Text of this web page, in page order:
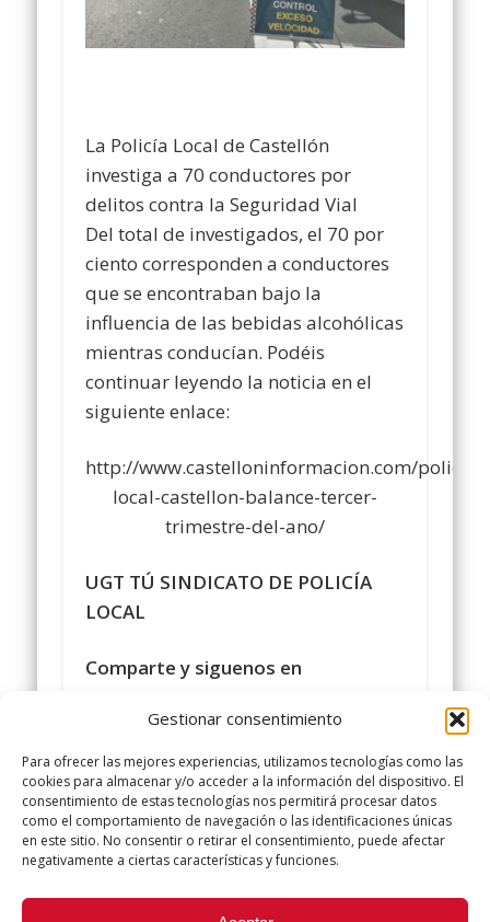
Gestionar consentimiento
Para ofrecer las mejores experiencias, utilizamos tecnologías como las
cookies para almacenar y/o acceder a la información del dispositivo. El
consentimiento de estas tecnologías nos permitirá procesar datos
como el comportamiento de navegación o las identificaciones únicas
en este sitio. No consentir o retirar el consentimiento, puede afectar
negativamente a ciertas características y funciones.
La Policía Local de Castellón
investiga a 70 conductores por
delitos contra la Seguridad Vial
Del total de investigados, el 70 por
ciento corresponden a conductores
que se encontraban bajo la
influencia de las bebidas alcohólicas
mientras conducían. Podéis
continuar leyendo la noticia en el
siguiente enlace:
http://www.castelloninformacion.com/policia-
local-castellon-balance-tercer-
trimestre-del-ano/
UGT TÚ SINDICATO DE POLICÍA
LOCAL
Comparte y siguenos en
https://www.facebook.com/policialocalugt/
#sindicatopolicialocalugt#UGT
+Sindicato Policía Local UGT
twitter.com/UGTPoliciaLocal
http://www.policialocalugt.es
Did you like this article? Share it with your friends!